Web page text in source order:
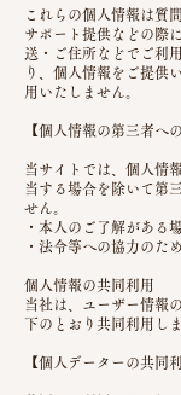
これらの個人情報は質
サポート提供などの際
送・ご住所などでご利
り、個人情報をご提供
用いたしません。
【個人情報の第三者へ
当サイトでは、個人情
当する場合を除いて第
せん。
・本人のご了解がある
・法令等への協力のた
個人情報の共同利用
当社は、ユーザー情報
下のとおり共同利用しま
【個人データーの共同利